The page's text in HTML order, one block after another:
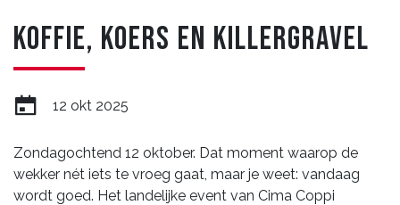
Koffie, koers en killergravel
12 okt 2025
Zondagochtend 12 oktober. Dat moment waarop de
wekker nét iets te vroeg gaat, maar je weet: vandaag
wordt goed. Het landelijke event van Cima Coppi